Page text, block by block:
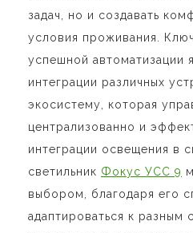
задач, но и создавать
условия проживания.
успешной автоматизации
интеграции различных
экосистему, которая
централизованно и
интеграции освещения в
светильник Фокус УСС 9
выбором, благодаря его
адаптироваться к разным